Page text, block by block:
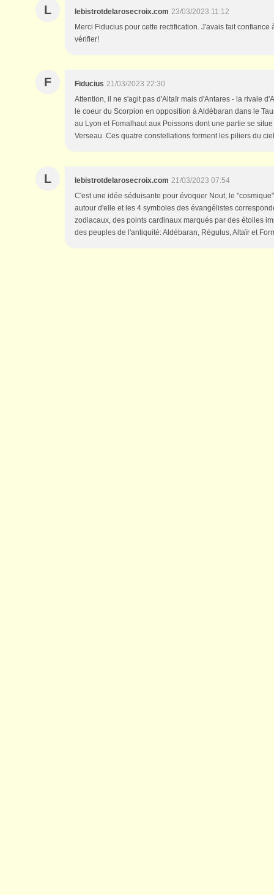
L lebistrotdelarosecroix.com 23/03/2023 11:12
Merci Fiducius pour cette rectification. J'avais fait confiance
vérifier!
F Fiducius 21/03/2023 22:30
Attention, il ne s'agit pas d'Altaïr mais d'Antares - la rivale
le coeur du Scorpion en opposition à Aldébaran dans le
au Lyon et Fomalhaut aux Poissons dont une partie se
Verseau. Ces quatre constellations forment les piliers du
L lebistrotdelarosecroix.com 21/03/2023 07:54
C'est une idée séduisante pour évoquer Nout, le
autour d'elle et les 4 symboles des évangélistes
zodiacaux, des points cardinaux marqués par des étoiles
des peuples de l'antiquité: Aldébaran, Régulus, Altaïr et